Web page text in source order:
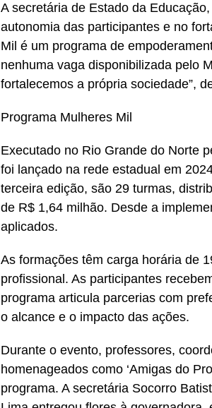
A secretária de Estado da
autonomia das participantes e no
Mil é um programa de
nenhuma vaga disponibilizada pelo
fortalecemos a própria sociedade”,
Programa Mulheres Mil
Executado no Rio Grande do Norte
foi lançado na rede estadual em
terceira edição, são 29 turmas,
de R$ 1,64 milhão. Desde a
aplicados.
As formações têm carga horária de
profissional. As participantes
programa articula parcerias com
o alcance e o impacto das ações.
Durante o evento, professores,
homenageados como ‘Amigas do
programa. A secretária Socorro